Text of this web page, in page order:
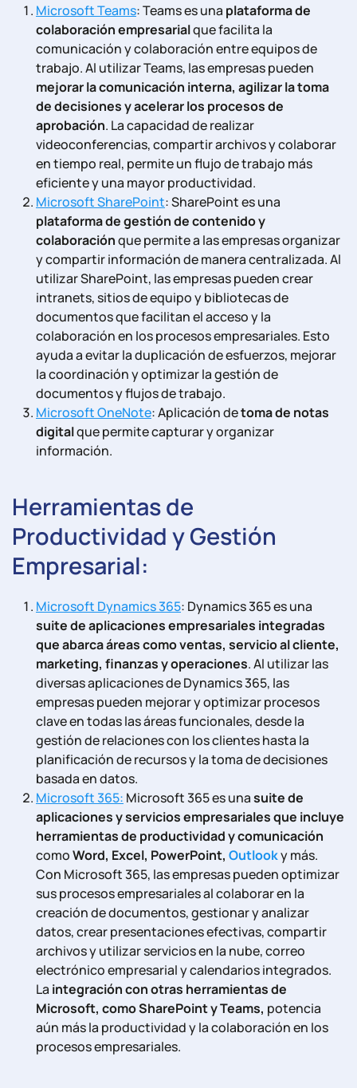
Microsoft Teams: Teams es una plataforma de
colaboración empresarialque facilita la
comunicación y colaboración entre equipos de
trabajo. Al utilizar Teams, las empresas pueden
mejorar la comunicación interna, agilizar la toma
de decisiones y acelerar los procesos de
aprobación. La capacidad de realizar
videoconferencias, compartir archivos y colaborar
en tiempo real, permite un flujo de trabajo más
eficiente y una mayor productividad.
Microsoft SharePoint: SharePoint es una
plataforma de gestión de contenido y
colaboraciónque permite a las empresas organizar
y compartir información de manera centralizada. Al
utilizar SharePoint, las empresas pueden crear
intranets, sitios de equipo y bibliotecas de
documentos que facilitan el acceso y la
colaboración en los procesos empresariales. Esto
ayuda a evitar la duplicación de esfuerzos, mejorar
la coordinación y optimizar la gestión de
documentos y flujos de trabajo.
Microsoft OneNote: Aplicación detoma de notas
digitalque permite capturar y organizar
información.
Herramientas de
Productividad y Gestión
Empresarial:
Microsoft Dynamics 365: Dynamics 365 es una
suite de aplicaciones empresariales integradas
que abarca áreas como ventas, servicio al cliente,
marketing, finanzas y operaciones. Al utilizar las
diversas aplicaciones de Dynamics 365, las
empresas pueden mejorar y optimizar procesos
clave en todas las áreas funcionales, desde la
gestión de relaciones con los clientes hasta la
planificación de recursos y la toma de decisiones
basada en datos.
Microsoft 365: Microsoft 365 es unasuite de
aplicaciones y servicios empresariales que incluye
herramientas de productividad y comunicación
comoWord, Excel, PowerPoint, Outlooky más.
Con Microsoft 365, las empresas pueden optimizar
sus procesos empresariales al colaborar en la
creación de documentos, gestionar y analizar
datos, crear presentaciones efectivas, compartir
archivos y utilizar servicios en la nube, correo
electrónico empresarial y calendarios integrados.
La integración con otras herramientas de
Microsoft, como SharePoint y Teams, potencia
aún más la productividad y la colaboración en los
procesos empresariales.